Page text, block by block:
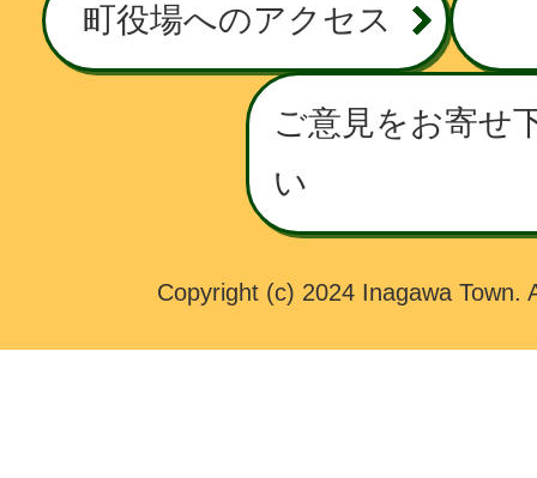
A
T
町役場へのアクセス
ご意見をお寄せ
い
Copyright (c) 2024 Inagawa Town.